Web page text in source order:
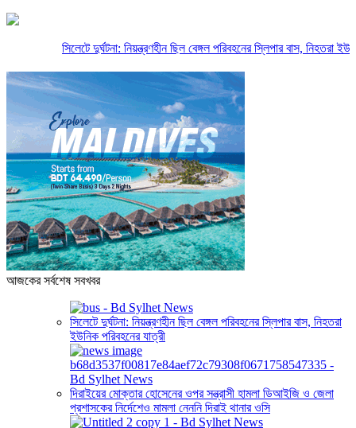
সিলেটে দুর্ঘটনা: নিয়ন্ত্রণহীন ছিল বেঙ্গল পরিবহনের স্লিপার বাস, নিহতরা
আজকের সর্বশেষ সবখবর
সিলেটে দুর্ঘটনা: নিয়ন্ত্রণহীন ছিল বেঙ্গল পরিবহনের স্লিপার বাস, নিহতরা
ইউনিক পরিবহনের যাত্রী
দিরাইয়ের মোক্তার হোসেনের ওপর সন্ত্রাসী হামলা ডিআইজি ও জেলা
প্রশাসকের নির্দেশেও মামলা নেননি দিরাই থানার ওসি